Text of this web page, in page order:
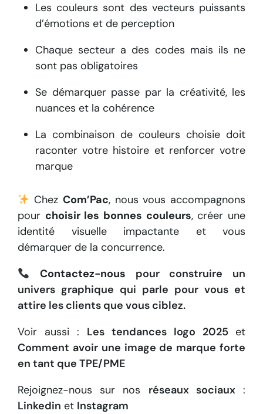
Les couleurs sont des vecteurs puissants
d’émotions et de perception
Chaque secteur a des codes mais ils ne
sont pas obligatoires
Se démarquer passe par la créativité, les
nuances et la cohérence
La combinaison de couleurs choisie doit
raconter votre histoire et renforcer votre
marque
Chez Com’Pac, nous vous accompagnons
pour choisir les bonnes couleurs, créer une
identité visuelle impactante et vous
démarquer de la concurrence.
Contactez-nous pour construire un
univers graphique qui parle pour vous et
attire les clients que vous ciblez.
Voir aussi : Les tendances logo 2025 et
Comment avoir une image de marque forte
en tant que TPE/PME
Rejoignez-nous sur nos réseaux sociaux:
Linkedin et Instagram